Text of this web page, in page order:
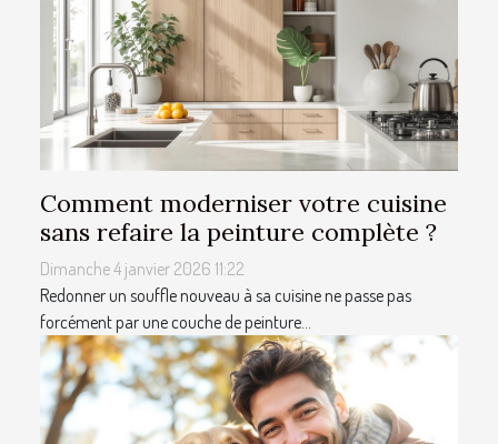
Comment moderniser votre cuisine
sans refaire la peinture complète ?
Dimanche 4 janvier 2026 11:22
Redonner un souffle nouveau à sa cuisine ne passe pas
forcément par une couche de peinture...